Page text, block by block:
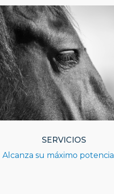
SERVICIOS
Alcanza su máximo potencial